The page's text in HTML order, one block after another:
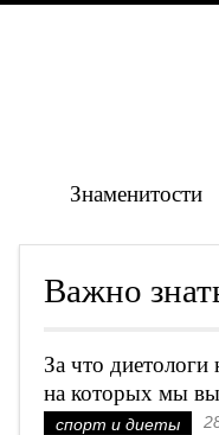
Знаменитости
Важно
За что
на которых мы
спорт и диеты